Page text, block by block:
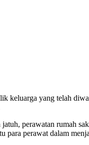
keluarga yang telah
perawatan rumah
perawat dalam